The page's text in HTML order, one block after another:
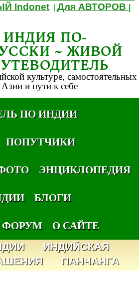
Indonet |Для АВТОРОВ
ИНДИЯ ПО-
~ ЖИВОЙ
культуре, самостоятельных
и пути к себе
ПО ИНДИИ
ПОПУТЧИКИ
ЭНЦИКЛОПЕДИЯ
БЛОГИ
О САЙТЕ
ИНДИЙСКАЯ
ПАНЧАНГА